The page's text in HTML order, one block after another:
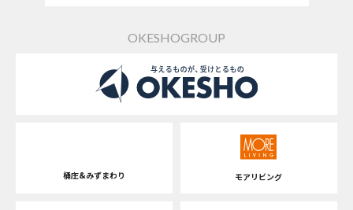
OKESHOGROUP
桶庄&みずまわり モアリビング